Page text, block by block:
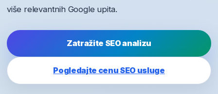
više relevantnih Google upita.
Zatražite SEO analizu
Pogledajte cenu SEO usluge